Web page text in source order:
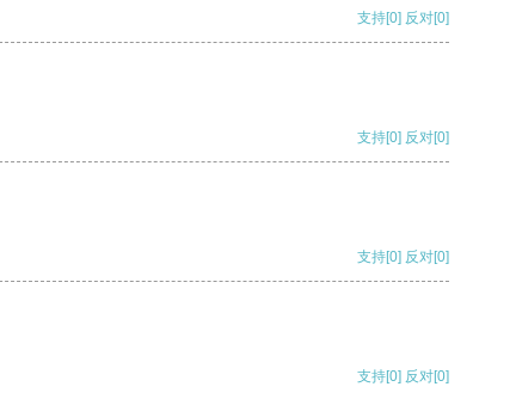
支持[0] 反对[0]
支持[0] 反对[0]
支持[0] 反对[0]
支持[0] 反对[0]